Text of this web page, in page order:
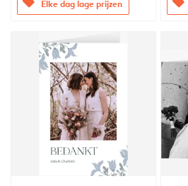
Elke dag lage prijzen